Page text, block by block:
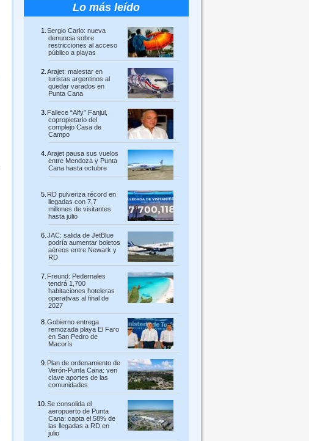
Lo más leído
Sergio Carlo: nueva
denuncia sobre
restricciones al acceso
público a playas
Arajet: malestar en
turistas argentinos al
quedar varados en
Punta Cana
Fallece “Alfy” Fanjul,
copropietario del
complejo Casa de
Campo
Arajet pausa sus vuelos
entre Mendoza y Punta
Cana hasta octubre
RD pulveriza récord en
llegadas con 7,7
millones de visitantes
hasta julio
JAC: salida de JetBlue
podría aumentar boletos
aéreos entre Newark y
RD
Freund: Pedernales
tendrá 1,700
habitaciones hoteleras
operativas al final de
2027
Gobierno entrega
remozada playa El Faro
en San Pedro de
Macorís
Plan de ordenamiento de
Verón-Punta Cana: ven
clave aportes de las
comunidades
Se consolida el
aeropuerto de Punta
Cana: capta el 58% de
las llegadas a RD en
julio